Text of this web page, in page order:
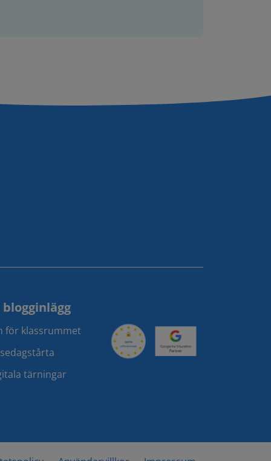
för klassrummet
tärningar